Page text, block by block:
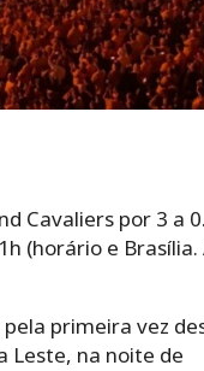
Cavaliers por 3 a
(horário e Brasília.
primeira vez
Leste, na noite de